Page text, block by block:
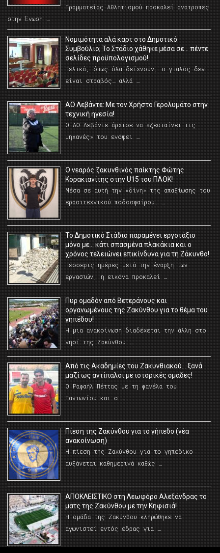
Γραμματείας Αθλητισμού προκαλεί ανατροπές
στην Ένωση …
Νομιμότητα αλά καρτ στο Δημοτικό
Συμβούλιο; Το Στάδιο χάθηκε μέσα σε… πέντε
σελίδες προϋπολογισμού!
Τελικά, όπως όλα δείχνουν, ο γιαλός δεν
είναι στραβός… αλλά …
ΑΟ Λεβάντε: Με τον Χρήστο Γερολυμάτο στην
τεχνική ηγεσία!
Ο ΑΟ Λεβάντε άρχισε να «ζεσταίνει τις
μηχανές» του ενόψει …
O νεαρός ζακυνθινός παίκτης Φώτης
Κορακιανίτης στην U15 του ΠΑΟΚ!
Μέσα σε αυτή την «δίνη» της απαξίωσης του
ερασιτεχνικού ποδοσφαίρου. …
Το Δημοτικό Στάδιο παραμένει εργοτάξιο
μόνο με… κάτι σπασμένα πλακάκια και ο
χρόνος τελειώνει επικίνδυνα για τη Ζάκυνθο!
Τέσσερις ημέρες μετά την έναρξη των
εργασιών, η εικόνα προκαλεί …
Πυρ ομαδόν από Βετεράνους και
οργανωμένους της Ζακύνθου για το θέμα του
γηπέδου!
Η μια ανακοίνωση διαδέχεται την άλλη στο
νησί της Ζακύνθου …
Από τις Ακαδημίες του Ζακυνθιακού… ξανά
μαζί ως αντίπαλοι με ιστορικές ομάδες!
Ο Ραφαήλ Πέττας με τη φανέλα του
Πανιωνίου και ο …
Πίεση της Ζακύνθου για το γήπεδο (νέα
ανακοίνωση)
Η πίεση της Ζακύνθου για το γηπεδικο
αυξάνεται καθημερινά καθώς …
AΠΟΚΛΕΙΣΤΙΚΟ στη Λεωφόρο Αλεξάνδρας το
ματς της Ζακύνθου με την Κηφισιά!
Η ομάδα της Ζακύνθου κληρώθηκε να
αγωνιστεί εντός έδρας για …